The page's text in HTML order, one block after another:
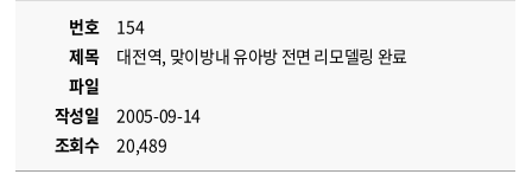
번호
154
제목
대전역, 맞이방내 유아방 전면 리모델링 완료
파일
작성일
2005-09-14
조회수
20,489